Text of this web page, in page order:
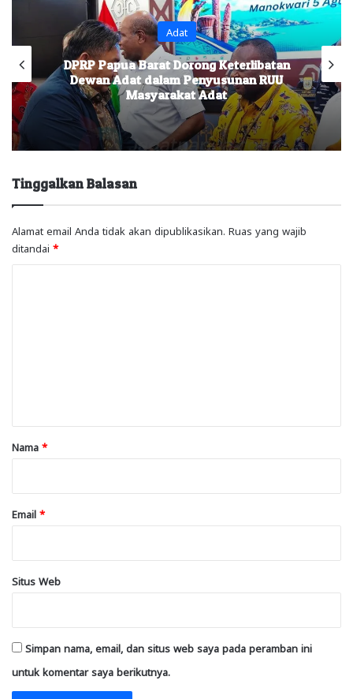
Adat
DPRP Papua Barat Dorong Keterlibatan
Dewan Adat dalam Penyusunan RUU
Masyarakat Adat
Tinggalkan Balasan
Alamat email Anda tidak akan dipublikasikan. Ruas yang wajib
ditandai *
rNama *
Email *
Situs Web
Simpan nama, email, dan situs web saya pada peramban ini
untuk komentar saya berikutnya.